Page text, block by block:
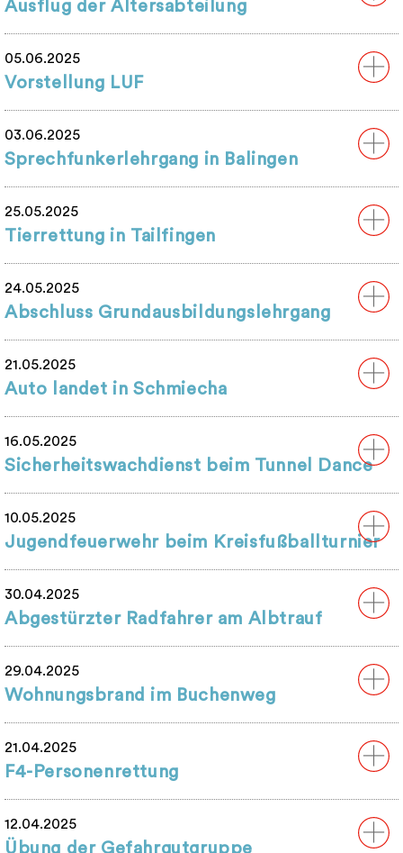
Ausflug der Altersabteilung
05.06.2025
Vorstellung LUF
03.06.2025
Sprechfunkerlehrgang in Balingen
25.05.2025
Tierrettung in Tailfingen
24.05.2025
Abschluss Grundausbildungslehrgang
21.05.2025
Auto landet in Schmiecha
16.05.2025
Sicherheitswachdienst beim Tunnel Dance
10.05.2025
Jugendfeuerwehr beim Kreisfußballturnier
30.04.2025
Abgestürzter Radfahrer am Albtrauf
29.04.2025
Wohnungsbrand im Buchenweg
21.04.2025
F4-Personenrettung
12.04.2025
Übung der Gefahrgutgruppe